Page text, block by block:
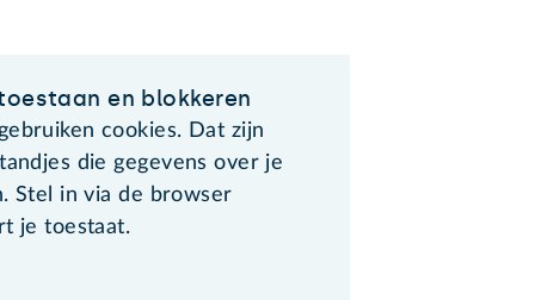
en blokkeren
cookies. Dat zijn
die gegevens over je
Stel in via de browser
je toestaat.